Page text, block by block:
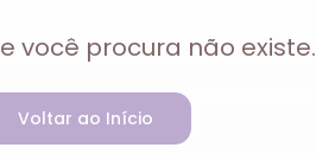
você procura não existe.
Voltar ao Início